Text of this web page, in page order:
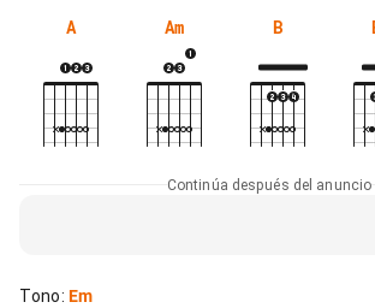
A Am B
Continúa después del anuncio
Tono: Em